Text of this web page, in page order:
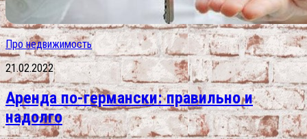
Про недвижимость
21.02.2022
Аренда по-германски: правильно и
надолго